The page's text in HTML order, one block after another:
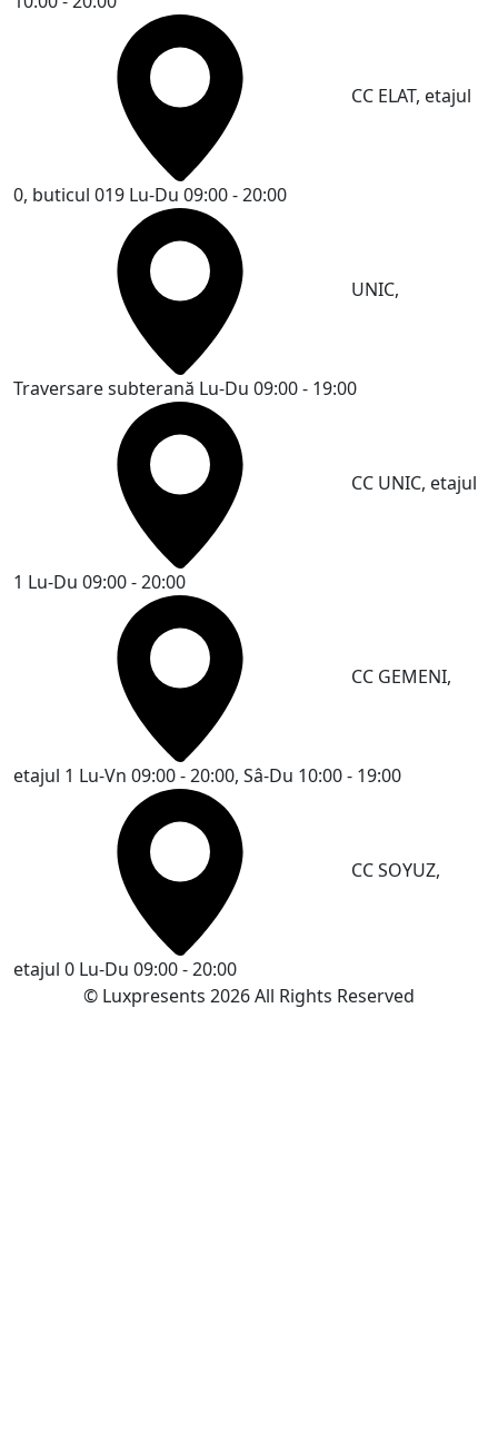
CC ELAT, etajul
0, buticul 019 Lu-Du 09:00 - 20:00
UNIC,
Traversare subterană Lu-Du 09:00 - 19:00
CC UNIC, etajul
1 Lu-Du 09:00 - 20:00
CC GEMENI,
etajul 1 Lu-Vn 09:00 - 20:00, Sâ-Du 10:00 - 19:00
CC SOYUZ,
etajul 0 Lu-Du 09:00 - 20:00
© Luxpresents 2026 All Rights Reserved